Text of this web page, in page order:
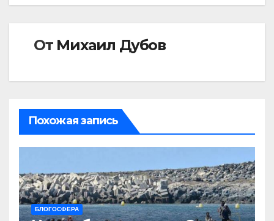
От Михаил Дубов
Похожая запись
БЛОГОСФЕРА